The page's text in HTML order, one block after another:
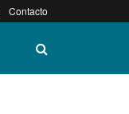
Contacto